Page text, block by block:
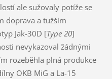
ale sužovaly potíže se
doprava a tužším
Jak-30D [Type 20]
nevykazoval žádnými
rozeběhla plná produkce
OKB MiG a La-15